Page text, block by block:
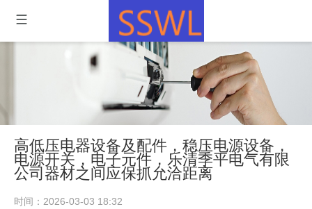
高低压电器设备及配件，稳压电源设备，
电源开关，电子元件，乐清季平电气有限
公司器材之间应保抓允洽距离
时间：2026-03-03 18:32